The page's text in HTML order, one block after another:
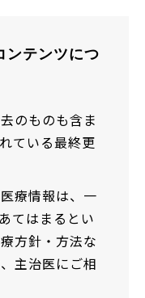
ンテンツにつ
のものも含ま
ている最終更
療情報は、一
てはまるとい
方針・方法な
主治医にご相